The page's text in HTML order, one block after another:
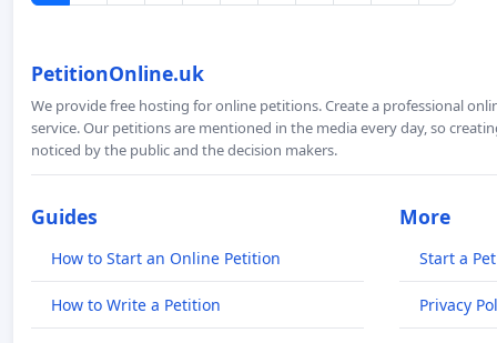
PetitionOnline.uk
We provide free hosting for online petitions. Create a professional
service. Our petitions are mentioned in the media every day, so
noticed by the public and the decision makers.
Guides
How to Start an Online Petition
How to Write a Petition
More
Start a
Privacy